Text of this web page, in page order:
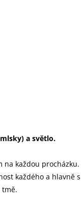
a světlo.
na každou procházku.
každého a hlavně s
tmě.